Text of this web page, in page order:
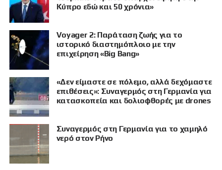
Κύπρο εδώ και 50 χρόνια»
Voyager 2: Παράταση ζωής για το
ιστορικό διαστημόπλοιο με την
επιχείρηση «Big Bang»
«Δεν είμαστε σε πόλεμο, αλλά δεχόμαστε
επιθέσεις»: Συναγερμός στη Γερμανία για
κατασκοπεία και δολιοφθορές με drones
Συναγερμός στη Γερμανία για το χαμηλό
νερό στον Ρήνο